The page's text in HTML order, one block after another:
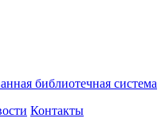
библиотечная система
Контакты